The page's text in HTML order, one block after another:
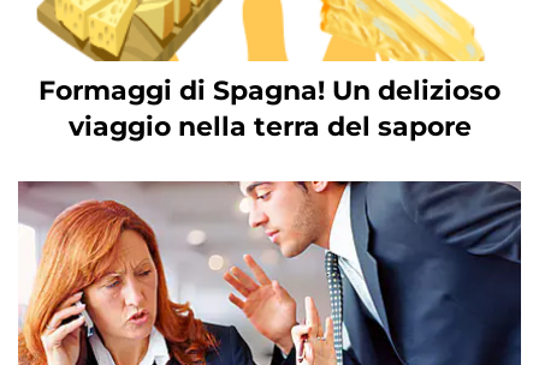
Formaggi di Spagna! Un delizioso
viaggio nella terra del sapore